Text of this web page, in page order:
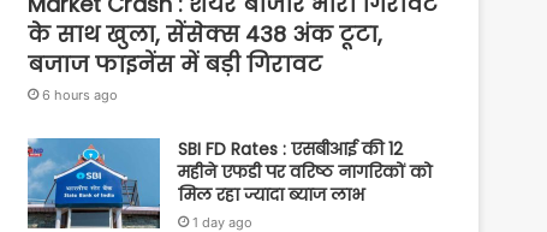
के साथ खुला, सेंसेक्स 438 अंक टूटा,
बजाज फाइनेंस में बड़ी गिरावट
6 hours ago
SBI FD Rates : एसबीआई की 12
महीने एफडी पर वरिष्ठ नागरिकों को
मिल रहा ज्यादा ब्याज लाभ
1 day ago